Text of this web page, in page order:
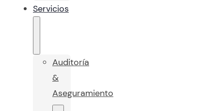
Servicios
Auditoría
&
Aseguramiento